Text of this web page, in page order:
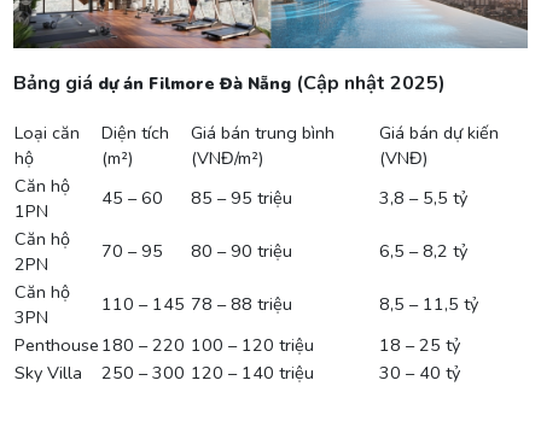
Bảng giá dự án Filmore Đà Nẵng(Cập nhật 2025)
Loại căn
hộ
Diện tích
(m²)
Giá bán trung bình
(VNĐ/m²)
Giá bán dự kiến
(VNĐ)
Căn hộ
1PN
45 – 60 85 – 95 triệu
3,8 – 5,5 tỷ
Căn hộ
2PN
70 – 95 80 – 90 triệu
6,5 – 8,2 tỷ
Căn hộ
3PN
110 – 145 78 – 88 triệu
8,5 – 11,5 tỷ
Penthouse 180 – 220 100 – 120 triệu
18 – 25 tỷ
Sky Villa
250 – 300 120 – 140 triệu 30 – 40 tỷ